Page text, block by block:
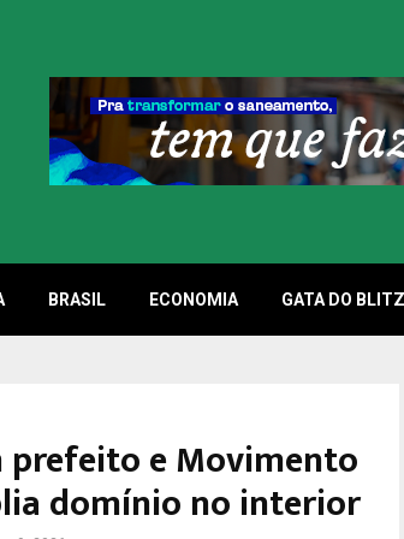
BRASIL ECONOMIA GATA DO BLITZ
e Movimento
domínio no interior